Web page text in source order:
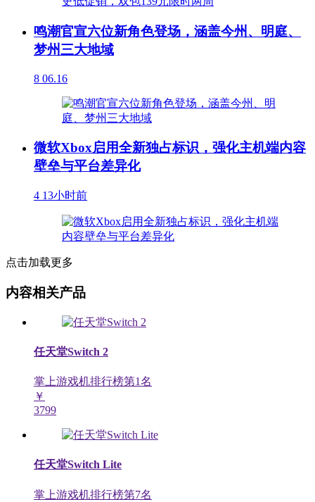
鸣潮官宣六位新角色登场，涵盖今州、明庭、
梦州三大地域
8 06.16
微软Xbox启用全新独占标识，强化主机端内容
壁垒与平台差异化
4 13小时前
点击加载更多
内容相关产品
任天堂Switch 2
掌上游戏机排行榜第1名
￥
3799
任天堂Switch Lite
掌上游戏机排行榜第7名